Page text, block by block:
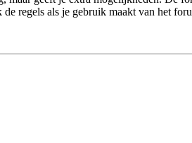
regels als je gebruik maakt van het